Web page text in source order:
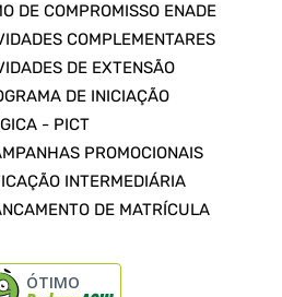
DE COMPROMISSO ENADE
COMPLEMENTARES
DE EXTENSÃO
DE INICIAÇÃO
- PICT
PROMOCIONAIS
INTERMEDIÁRIA
DE MATRÍCULA
ÓTIMO